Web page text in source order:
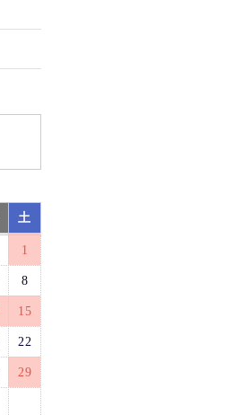
土
1
8
15
22
29